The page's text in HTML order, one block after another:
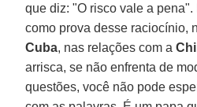
que diz: "O risco vale a
como prova desse raciocínio,
Cuba, nas relações com a
arrisca, se não enfrenta de
questões, você não pode